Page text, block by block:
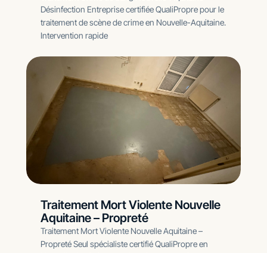
Désinfection Entreprise certifiée QualiPropre pour le
traitement de scène de crime en Nouvelle-Aquitaine.
Intervention rapide
Traitement Mort Violente Nouvelle
Aquitaine – Propreté
Traitement Mort Violente Nouvelle Aquitaine –
Propreté Seul spécialiste certifié QualiPropre en